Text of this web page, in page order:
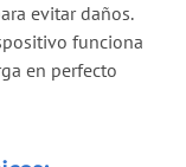
evitar daños.
funciona
en perfecto